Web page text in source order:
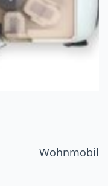
Wohnmobil